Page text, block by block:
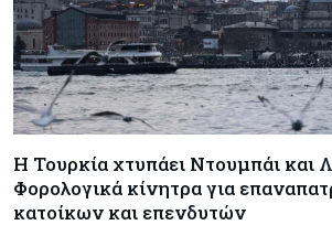
καθημερινότητας μέσω
συγκοινωνιών
Ενέργεια
Δαμιανός για GSI: Θετική
Meridiam - Σειρά έχει η
Crypto
Η Τουρκία χτυπάει Ντουμπάι και
Φορολογικά κίνητρα για
κατοίκων και επενδυτών